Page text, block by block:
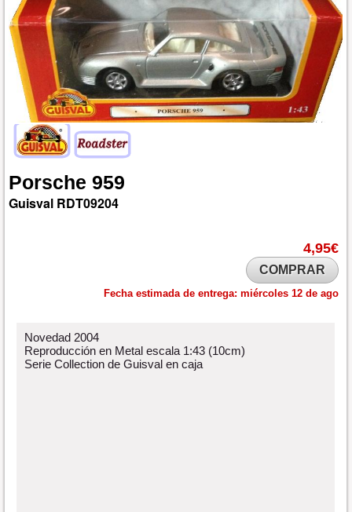
Porsche 959
Guisval RDT09204
4,95€
COMPRAR
Fecha estimada de entrega: miércoles 12 de ago
Novedad 2004
Reproducción en Metal escala 1:43 (10cm)
Serie Collection de Guisval en caja